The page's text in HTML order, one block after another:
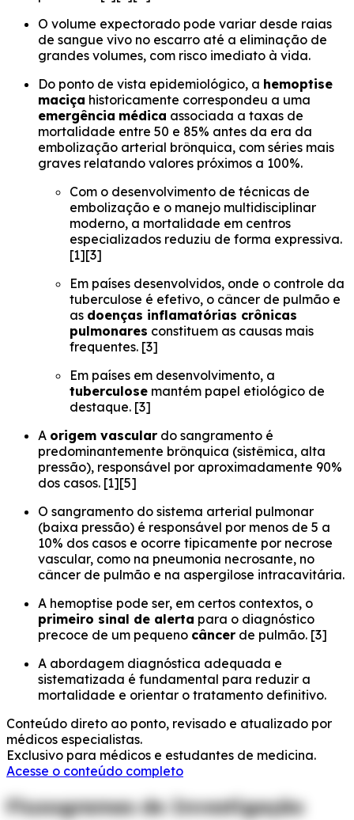
O volume expectorado pode variar desde raias
de sangue vivo no escarro até a eliminação de
grandes volumes, com risco imediato à vida.
Do ponto de vista epidemiológico, a hemoptise
maciça historicamente correspondeu a uma
emergência médica associada a taxas de
mortalidade entre 50 e 85% antes da era da
embolização arterial brônquica, com séries mais
graves relatando valores próximos a 100%.
Com o desenvolvimento de técnicas de
embolização e o manejo multidisciplinar
moderno, a mortalidade em centros
especializados reduziu de forma expressiva.
[1][3]
Em países desenvolvidos, onde o controle da
tuberculose é efetivo, o câncer de pulmão e
as doenças inflamatórias crônicas
pulmonares constituem as causas mais
frequentes. [3]
Em países em desenvolvimento, a
tuberculose mantém papel etiológico de
destaque. [3]
A origem vascular do sangramento é
predominantemente brônquica (sistêmica, alta
pressão), responsável por aproximadamente 90%
dos casos. [1][5]
O sangramento do sistema arterial pulmonar
(baixa pressão) é responsável por menos de 5 a
10% dos casos e ocorre tipicamente por necrose
vascular, como na pneumonia necrosante, no
câncer de pulmão e na aspergilose intracavitária.
A hemoptise pode ser, em certos contextos, o
primeiro sinal de alerta para o diagnóstico
precoce de um pequeno câncer de pulmão. [3]
A abordagem diagnóstica adequada e
sistematizada é fundamental para reduzir a
mortalidade e orientar o tratamento definitivo.
Conteúdo direto ao ponto, revisado e atualizado por
médicos especialistas.
Exclusivo para médicos e estudantes de medicina.
Acesse o conteúdo completo
Fluxogramas de Investigação